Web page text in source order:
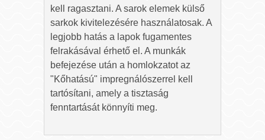
kell ragasztani. A sarok elemek külső
sarkok kivitelezésére használatosak. A
legjobb hatás a lapok fugamentes
felrakásával érhető el. A munkák
befejezése után a homlokzatot az
"Kőhatású" impregnálószerrel kell
tartósítani, amely a tisztaság
fenntartását könnyíti meg.